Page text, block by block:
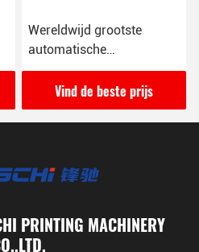
Wereldwijd grootste
automatische
fluitlamineerder GW-
2200LVind de beste prijs
PRINTING MACHINERY